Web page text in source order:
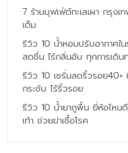
7 ร้านบุฟเฟ่ต์ทะเลเผา กรุ
เต็ม
รีวิว 10 น้ำหอมปรับอากาศ
สดชื่น ไร้กลิ่นอับ ทุกการเดิน
รีวิว 10 เซรั่มลดริ้วรอย
กระชับ ไร้ริ้วรอย
รีวิว 10 น้ำยาถูพื้น ยี่ห้อไห
เท้า ช่วยฆ่าเชื้อโรค